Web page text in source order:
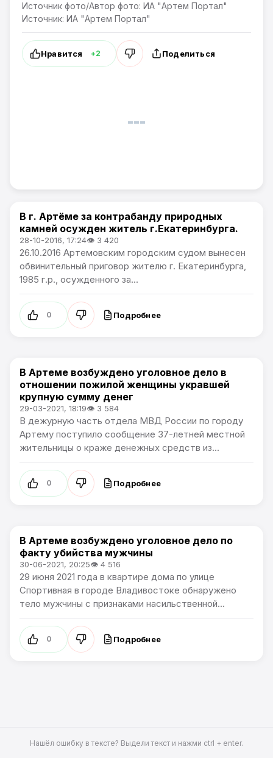
Источник фото/Автор фото: ИА "Артем Портал"
Источник: ИА "Артем Портал"
Нравится +2 Поделиться
Происшествия
В г. Артёме за контрабанду природных
камней осужден житель г.Екатеринбурга.
28-10-2016, 17:24👁 3 420
26.10.2016 Артемовским городским судом вынесен
обвинительный приговор жителю г. Екатеринбурга,
1985 г.р., осужденного за...
0 Подробнее
Происшествия
В Артеме возбуждено уголовное дело в
отношении пожилой женщины укравшей
крупную сумму денег
29-03-2021, 18:19👁 3 584
В дежурную часть отдела МВД России по городу
Артему поступило сообщение 37-летней местной
жительницы о краже денежных средств из...
0 Подробнее
Происшествия
В Артеме возбуждено уголовное дело по
факту убийства мужчины
30-06-2021, 20:25👁 4 516
29 июня 2021 года в квартире дома по улице
Спортивная в городе Владивостоке обнаружено
тело мужчины с признаками насильственной...
0 Подробнее
Нашёл ошибку в тексте? Выдели текст и нажми ctrl + enter.